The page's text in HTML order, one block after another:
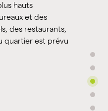
hauts
et des
des restaurants,
quartier est prévu